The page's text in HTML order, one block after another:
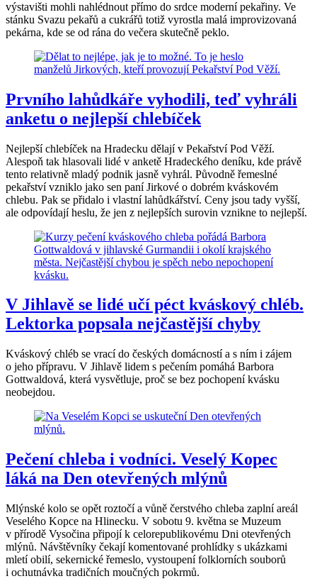
výstavišti mohli nahlédnout přímo do srdce moderní pekařiny. Ve
stánku Svazu pekařů a cukrářů totiž vyrostla malá improvizovaná
pekárna, kde se od rána do večera skutečně peklo.
Prvního lahůdkáře vyhodili, teď vyhráli
anketu o nejlepší chlebíček
Nejlepší chlebíček na Hradecku dělají v Pekařství Pod Věží.
Alespoň tak hlasovali lidé v anketě Hradeckého deníku, kde právě
tento relativně mladý podnik jasně vyhrál. Původně řemeslné
pekařství vzniklo jako sen paní Jirkové o dobrém kváskovém
chlebu. Pak se přidalo i vlastní lahůdkářství. Ceny jsou tady vyšší,
ale odpovídají heslu, že jen z nejlepších surovin vznikne to nejlepší.
V Jihlavě se lidé učí péct kváskový chléb.
Lektorka popsala nejčastější chyby
Kváskový chléb se vrací do českých domácností a s ním i zájem
o jeho přípravu. V Jihlavě lidem s pečením pomáhá Barbora
Gottwaldová, která vysvětluje, proč se bez pochopení kvásku
neobejdou.
Pečení chleba i vodníci. Veselý Kopec
láká na Den otevřených mlýnů
Mlýnské kolo se opět roztočí a vůně čerstvého chleba zaplní areál
Veselého Kopce na Hlinecku. V sobotu 9. května se Muzeum
v přírodě Vysočina připojí k celorepublikovému Dni otevřených
mlýnů. Návštěvníky čekají komentované prohlídky s ukázkami
mletí obilí, sekernické řemeslo, vystoupení folklorních souborů
i ochutnávka tradičních moučných pokrmů.